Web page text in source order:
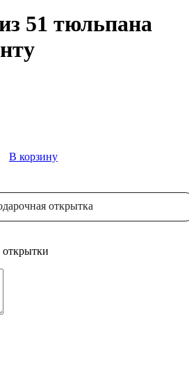
51 тюльпана
В корзину
открытка